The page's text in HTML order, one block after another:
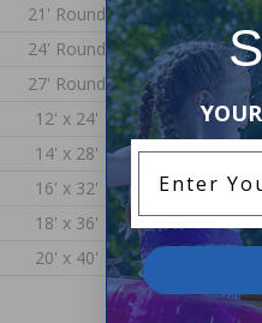
21' Round
24' Round
27' Round
12' x 24'
14' x 28'
16' x 32'
18' x 36'
20' x 40'